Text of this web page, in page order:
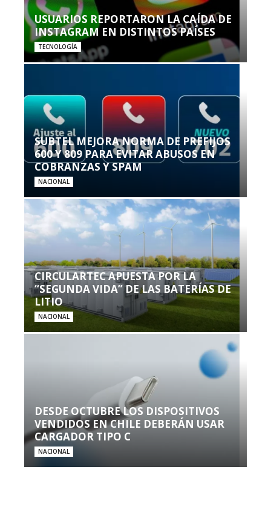
USUARIOS REPORTARON LA CAÍDA DE
INSTAGRAM EN DISTINTOS PAÍSES
TECNOLOGÍA
SUBTEL MEJORA NORMA DE PREFIJOS
600 Y 809 PARA EVITAR ABUSOS EN
COBRANZAS Y SPAM
NACIONAL
CIRCULARTEC APUESTA POR LA
“SEGUNDA VIDA” DE LAS BATERÍAS DE
LITIO
NACIONAL
DESDE OCTUBRE LOS DISPOSITIVOS
VENDIDOS EN CHILE DEBERÁN USAR
CARGADOR TIPO C
NACIONAL